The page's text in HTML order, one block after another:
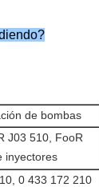
de bombas
J03 510, FooR
inyectores
0 433 172 210